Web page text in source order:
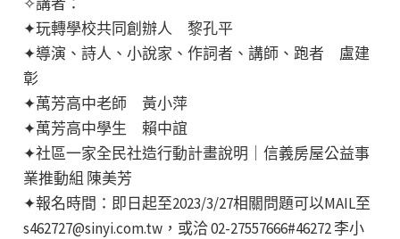
✦玩轉學校共同創辦人 黎孔平
✦導演、詩人、小說家、作詞者、講師、跑者 盧建
彰
✦萬芳高中老師 黃小萍
✦萬芳高中學生 賴中誼
✦社區一家全民社造行動計畫說明｜信義房屋公益事
業推動組 陳美芳
✦報名時間：即日起至2023/3/27相關問題可以MAIL至
s462727@sinyi.com.tw，或洽 02-27557666#46272 李小